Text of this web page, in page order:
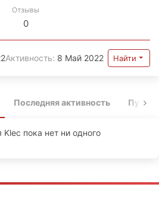
Отзывы
0
Активность 8 Май 2022 Найти
Последняя активность
пока нет ни одного